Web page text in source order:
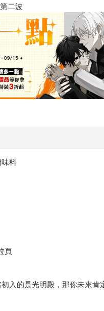
竟成為我最親近
台灣角川
料
頁
入的是光明殿，那你未來